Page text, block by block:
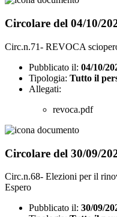
Circolare del 04/10/
Circ.n.71- REVOCA
Pubblicato il: 04/10/
Tipologia: Tutto il
Allegati:
revoca.pdf
Circolare del 30/09/
Circ.n.68- Elezioni per il
Espero
Pubblicato il: 30/09/